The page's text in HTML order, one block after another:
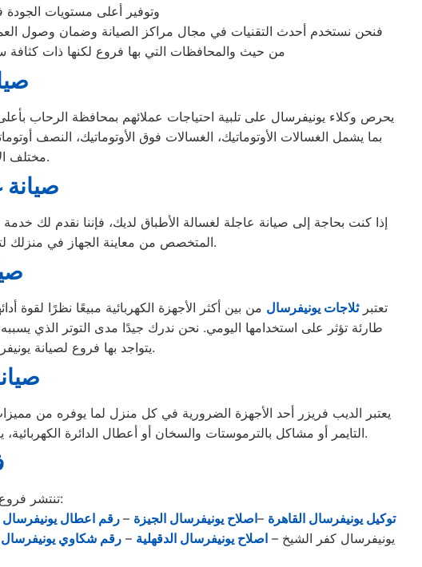
وتوفير أعلى مستويات الجودة
فنحن نستخدم أحدث التقنيات في مجال مراكز الصيانة وضمان وصول
من حيث والمحافظات التي بها فروع لكنها ذات كثافة
يحرص وكلاء يونيفرسال على تلبية احتياجات عملائهم بمحافظة الرحاب
بما يشمل الغسالات الأوتوماتيك، الغسالات فوق الأوتوماتيك، النصف
مختلف الأعطال، لضمان تقديم خدمات دعم فني تتخطى التوقعات.
المتخصص من معاينة الجهاز في منزلك لتحديد المشكلة وتنفيذ الإصلاحات المطلوبة فورًا دون الحاجة لنقل الجهاز إلى مركز الخدمة.
تعتبرثلاجات يونيفرسال من بين أكثر الأجهزة الكهربائية مبيعًا نظرًا لقوة
طارئة تؤثر على استخدامها اليومي. نحن ندرك جيدًا مدى التوتر الذي
يتواجد بها فروع لصيانة يونيفرسال بعد، نقوم بإرسال فرق متحركة من مقرنا الرئيسي لضمان تقديم الخدمة.
يعتبر الديب فريزر أحد الأجهزة الضرورية في كل منزل لما يوفره من
التايمر أو مشاكل بالترموستات والسخان أو أعطال الدائرة الكهربائية، يفضل التواصل مباشرة مع مركز صيانة ديب فريزر يونيفرسال لإصلاحه على الفور، مع ضمان تقديم الخدمة بأعلى جودة.
تنتشر فروع صيانة يونيفرسال لتغطي مختلف المحافظات المصرية منها:
توكيل يونيفرسال القاهرة –اصلاح يونيفرسال الجيزة –رقم اعطال
يونيفرسال كفر الشيخ –اصلاح يونيفرسال الدقهلية –رقم شكاوي يونيفرسال